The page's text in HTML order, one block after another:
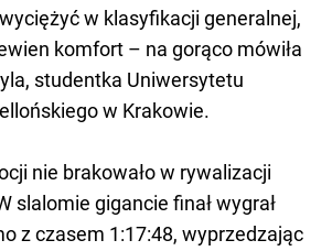
w klasyfikacji generalnej,
komfort – na gorąco mówiła
studentka Uniwersytetu
w Krakowie.
nie brakowało w rywalizacji
slalomie gigancie finał wygrał
z czasem 1:17:48, wyprzedzając